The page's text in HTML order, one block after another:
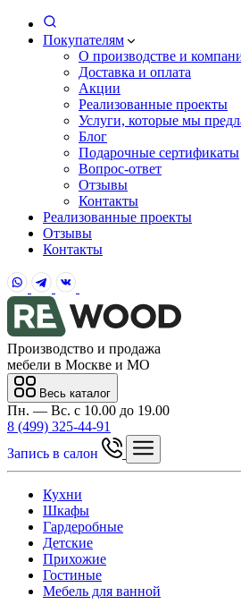
Покупателям
О производстве и
Доставка и оплата
Акции
Реализованные проекты
Услуги, которые мы
Блог
Подарочные сертификаты
Вопрос-ответ
Отзывы
Контакты
Реализованные проекты
Отзывы
Контакты
Производство и продажа
мебели в Москве и МО
Весь каталог
Пн. — Вс. с 10.00 до 19.00
8 (499) 325-44-91
Запись в салон
Кухни
Шкафы
Гардеробные
Детские
Прихожие
Гостиные
Мебель для ванной